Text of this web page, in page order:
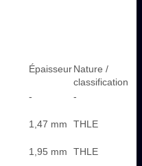
ÉpaisseurNature /
classification
- -
1,47 mm THLE
1,95 mm THLE